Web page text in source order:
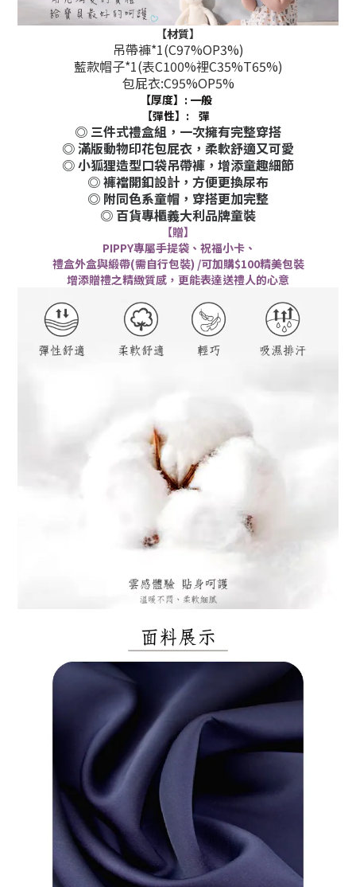
【材質】
吊帶褲*1(C97%OP3%)
藍款帽子*1(表C100%裡C35%T65%)
包屁衣:C95%OP5%
【厚度】: 一般
【彈性】: 彈
◎ 三件式禮盒組，一次擁有完整穿搭
◎ 滿版動物印花包屁衣，柔軟舒適又可愛
◎ 小狐狸造型口袋吊帶褲，增添童趣細節
◎ 褲襠開釦設計，方便更換尿布
◎ 附同色系童帽，穿搭更加完整
◎ 百貨專櫃義大利品牌童裝
【贈】
PIPPY專屬手提袋、祝福小卡、
禮盒外盒與緞帶(需自行包裝) /可加購$100精美包裝
增添贈禮之精緻質感，更能表達送禮人的心意